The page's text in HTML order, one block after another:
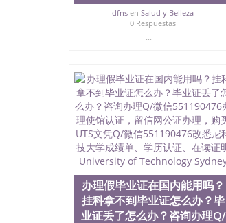
dfns enSalud y Belleza
0 Respuestas
...
办理假毕业证在国内能用吗？
挂科拿不到毕业证怎么办？毕
业证丢了怎么办？咨询办理Q/